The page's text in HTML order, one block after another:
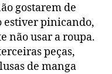
meninas
gostarem de
estiver pinicando,
não usar a roupa.
peças,
de manga